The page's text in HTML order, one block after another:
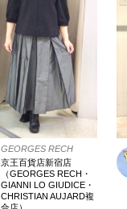
GEORGES RECH
京王百貨店新宿店
（GEORGES RECH・
GIANNI LO GIUDICE・
CHRISTIAN AUJARD複